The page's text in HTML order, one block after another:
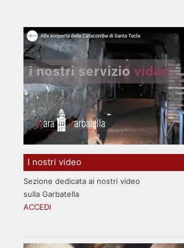
I nostri video
Sezione dedicata ai nostri video
sulla Garbatella
ACCEDI